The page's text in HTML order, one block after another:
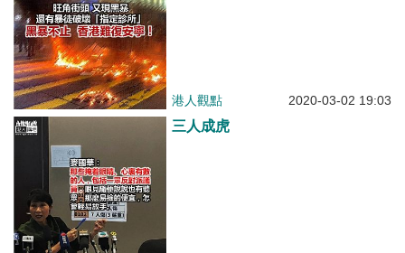
港人觀點 2020-03-02 19:03
三人成虎